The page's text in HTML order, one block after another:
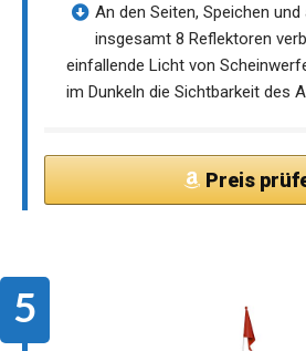
An den Seiten, Speichen
insgesamt 8 Reflektoren
einfallende Licht von
im Dunkeln die Sichtbarkeit des
Preis